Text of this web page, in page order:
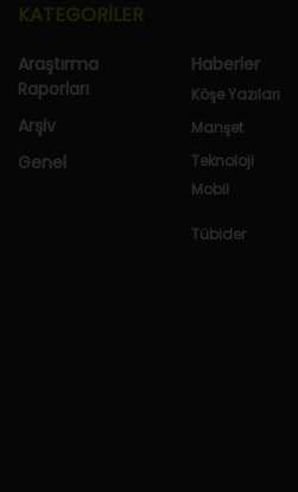
KATEGORİLER
Araştırma
Raporları
Arşiv
Genel
Haberler
Köşe Yazıları
Manşet
Teknoloji
Mobil
Tübider